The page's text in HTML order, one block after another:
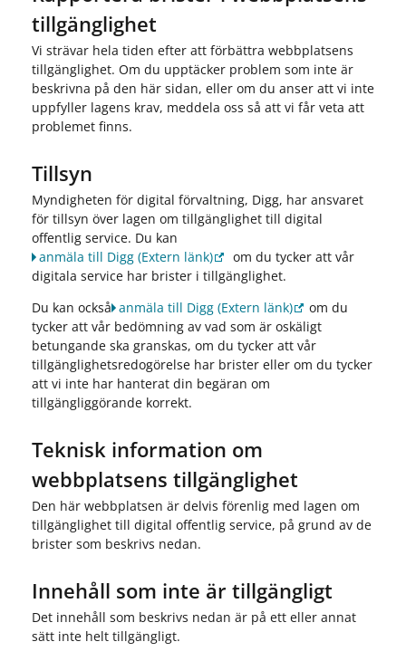
tillgänglighet
Vi strävar hela tiden efter att förbättra webbplatsens
tillgänglighet. Om du upptäcker problem som inte är
beskrivna på den här sidan, eller om du anser att vi inte
uppfyller lagens krav, meddela oss så att vi får veta att
problemet finns.
Tillsyn
Myndigheten för digital förvaltning, Digg, har ansvaret
för tillsyn över lagen om tillgänglighet till digital
offentlig service. Du kan
anmäla till Digg(Extern länk)
om du tycker att vår
digitala service har brister i tillgänglighet.
Du kan också anmäla till Digg (Extern länk)
om du
tycker att vår bedömning av vad som är oskäligt
betungande ska granskas, om du tycker att vår
tillgänglighetsredogörelse har brister eller om du tycker
att vi inte har hanterat din begäran om
tillgängliggörande korrekt.
Teknisk information om
webbplatsens tillgänglighet
Den här webbplatsen är delvis förenlig med lagen om
tillgänglighet till digital offentlig service, på grund av de
brister som beskrivs nedan.
Innehåll som inte är tillgängligt
Det innehåll som beskrivs nedan är på ett eller annat
sätt inte helt tillgängligt.